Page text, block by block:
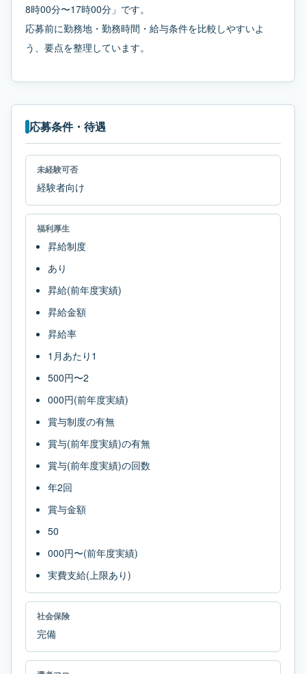
8時00分〜17時00分」です。
応募前に勤務地・勤務時間・給与条件を比較しやすいよ
う、要点を整理しています。
応募条件・待遇
未経験可否
経験者向け
福利厚生
昇給制度
あり
昇給(前年度実績)
昇給金額
昇給率
1月あたり1
500円〜2
000円(前年度実績)
賞与制度の有無
賞与(前年度実績)の有無
賞与(前年度実績)の回数
年2回
賞与金額
50
000円〜(前年度実績)
実費支給(上限あり)
社会保険
完備